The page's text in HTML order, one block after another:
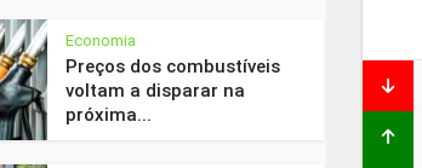
Economia
Preços dos combustíveis
voltam a disparar na
próxima...